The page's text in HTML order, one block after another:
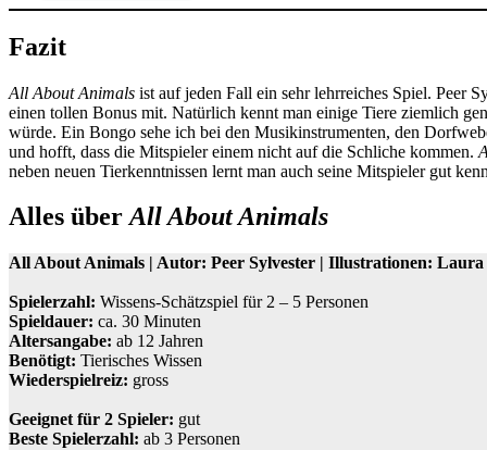
Fazit
All About Animals ist auf jeden Fall ein sehr lehrreiches Spiel. Peer
einen tollen Bonus mit. Natürlich kennt man einige Tiere ziemlich
würde. Ein Bongo sehe ich bei den Musikinstrumenten, den
und hofft, dass die Mitspieler einem nicht auf die Schliche kommen.
neben neuen Tierkenntnissen lernt man auch seine Mitspieler gut
Alles überAll About Animals
All About Animals | Autor: Peer Sylvester | Illustrationen: Laura
Spielerzahl: Wissens-Schätzspiel für 2 – 5 Personen
Spieldauer: ca. 30 Minuten
Altersangabe: ab 12 Jahren
Benötigt: Tierisches Wissen
Wiederspielreiz: gross
Geeignet für 2 Spieler: gut
Beste Spielerzahl: ab 3 Personen